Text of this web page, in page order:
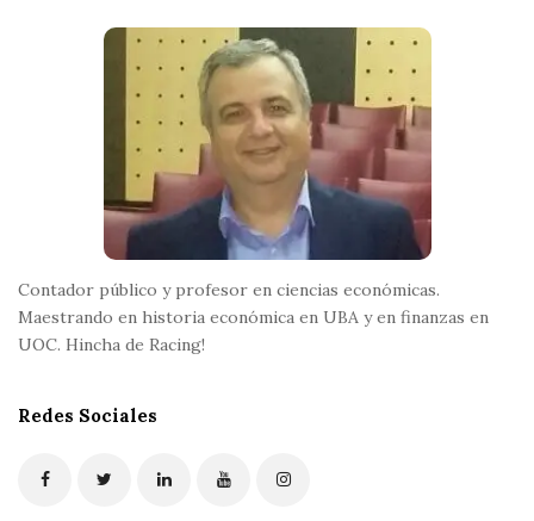
Contador público y profesor en ciencias económicas.
Maestrando en historia económica en UBA y en finanzas en
UOC. Hincha de Racing!
Redes Sociales